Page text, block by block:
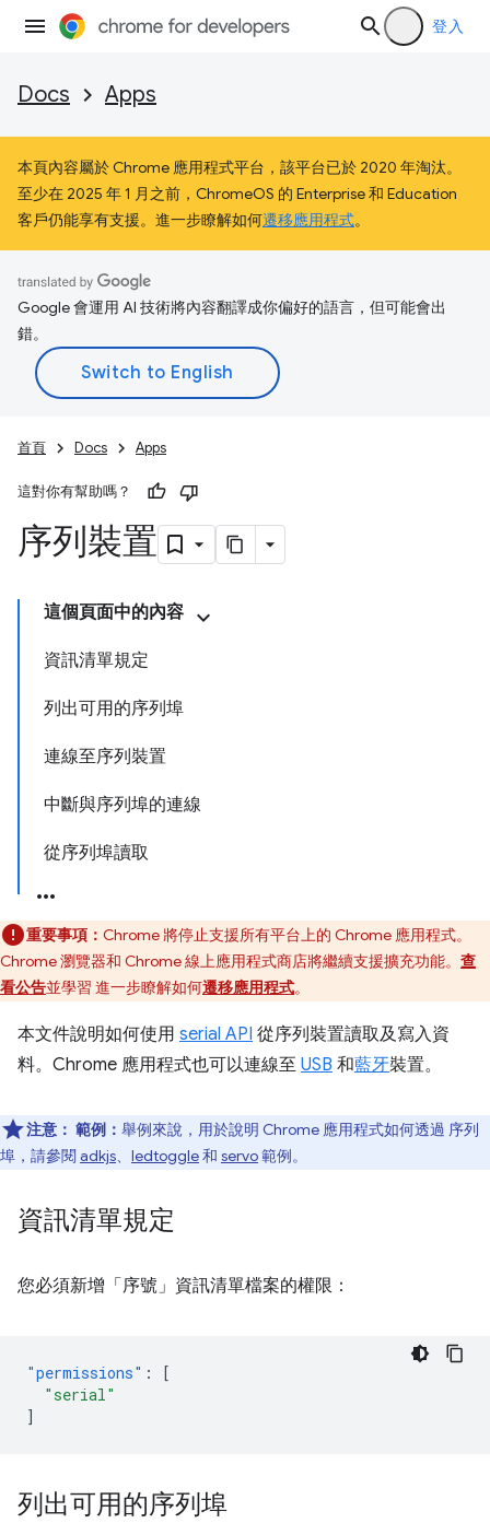
登入
Docs Apps
本頁內容屬於 Chrome 應用程式平台，該平台已於 2020 年淘汰。
至少在 2025 年 1 月之前，ChromeOS 的 Enterprise 和 Education
客戶仍能享有支援。進一步瞭解如何遷移應用程式。
Google 會運用 AI 技術將內容翻譯成你偏好的語言，但可能會出
錯。
首頁 Docs Apps
這對你有幫助嗎？
序列裝置
這個頁面中的內容
資訊清單規定
列出可用的序列埠
連線至序列裝置
中斷與序列埠的連線
從序列埠讀取
重要事項： Chrome 將停止支援所有平台上的 Chrome 應用程式。
Chrome 瀏覽器和 Chrome 線上應用程式商店將繼續支援擴充功能。 查
看公告並學習 進一步瞭解如何遷移應用程式。
本文件說明如何使用 serial API 從序列裝置讀取及寫入資
料。Chrome 應用程式也可以連線至 USB 和藍牙裝置。
注意： 範例： 舉例來說，用於說明 Chrome 應用程式如何透過 序列
埠，請參閱 adkjs、 ledtoggle和 servo範例。
資訊清單規定
您必須新增「序號」資訊清單檔案的權限：
"permissions" :
[
"serial"
]
列出可用的序列埠